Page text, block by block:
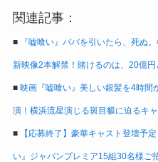
関連記事：
■ 『嘘喰い』ババを引いたら、死ぬ
新映像2本解禁！賭けるのは、20億
■ 映画『嘘喰い』美しい銀髪を4時間
演！横浜流星演じる斑目貘に迫るキ
■ 【応募終了】豪華キャスト登壇予
い』ジャパンプレミア15組30名様ご